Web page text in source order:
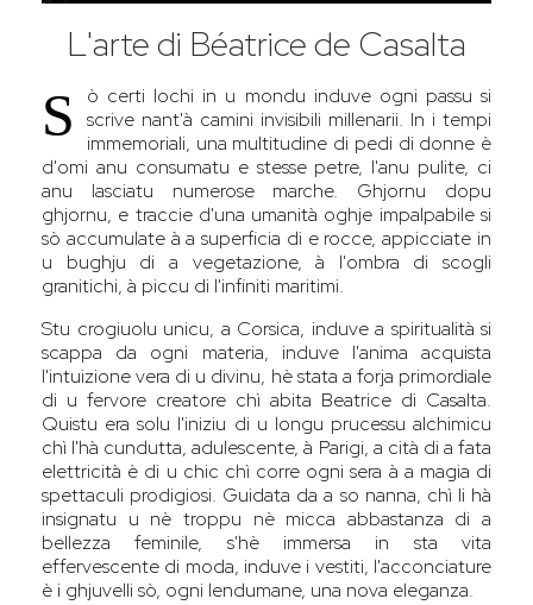
L'arte di Béatrice de Casalta
S
ò certi lochi in u mondu induve ogni passu si
scrive nant'à camini invisibili millenarii. In i tempi
immemoriali, una multitudine di pedi di donne è
d'omi anu consumatu e stesse petre, l'anu pulite, ci
anu lasciatu numerose marche. Ghjornu dopu
ghjornu, e traccie d'una umanità oghje impalpabile si
sò accumulate à a superficia di e rocce, appicciate in
u bughju di a vegetazione, à l'ombra di scogli
granitichi, à piccu di l'infiniti maritimi.
Stu crogiuolu unicu, a Corsica, induve a spiritualità si
scappa da ogni materia, induve l'anima acquista
l'intuizione vera di u divinu, hè stata a forja primordiale
di u fervore creatore chì abita Beatrice di Casalta.
Quistu era solu l'iniziu di u longu prucessu alchimicu
chì l'hà cundutta, adulescente, à Parigi, a cità di a fata
elettricità è di u chic chì corre ogni sera à a magia di
spettaculi prodigiosi. Guidata da a so nanna, chì li hà
insignatu u nè troppu nè micca abbastanza di a
bellezza feminile, s'hè immersa in sta vita
effervescente di moda, induve i vestiti, l'acconciature
è i ghjuvelli sò, ogni lendumane, una nova eleganza.